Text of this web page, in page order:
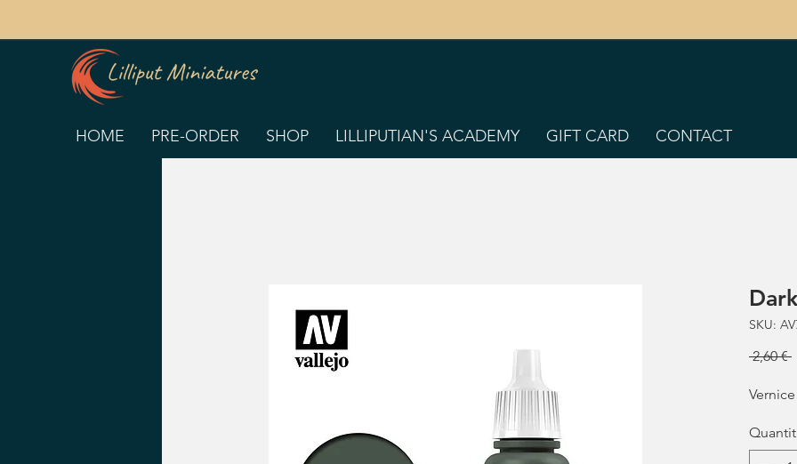
HOME PRE-ORDER SHOP LILLIPUTIAN'S ACADEMY GIFT CARD CONTACT
SKU:
2,60 €